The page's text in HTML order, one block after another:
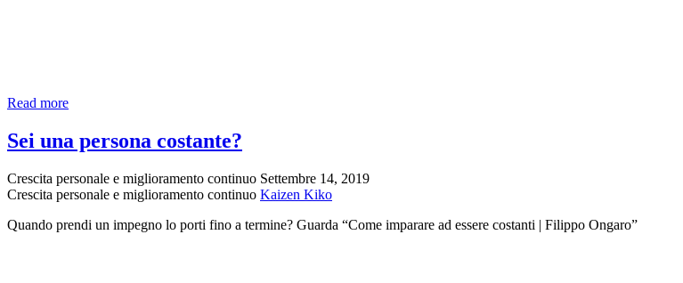
Read moreCome
Miglior
Possibile
il
Tempo
Sei una persona costante?
Crescita personale e miglioramento continuo Settembre 14, 2019
Crescita personale e miglioramento continuo Kaizen Kiko
Quando prendi un impegno lo porti fino a termine? Guarda “Come imparare ad essere costanti | Filippo Ongaro”